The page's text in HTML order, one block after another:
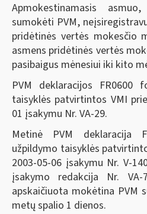
Apmokestinamasis
sumokėti PVM,
pridėtinės vertės mokesčio
asmens pridėtinės vertės
pasibaigus mėnesiui iki kito
PVM deklaracijos FR0600
taisyklės patvirtintos VMI
01 įsakymu Nr. VA-29.
Metinė PVM deklaracija
užpildymo taisyklės
2003-05-06 įsakymu Nr. V-
įsakymo redakcija Nr.
apskaičiuota mokėtina PVM
metų spalio 1 dienos.